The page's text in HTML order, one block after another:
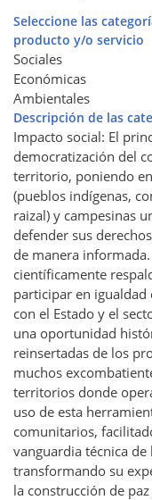
Seleccione las
producto y/o servicio
Sociales
Económicas
Ambientales
Descripción de las
Impacto social: El
democratización del
territorio, poniendo
(pueblos indígenas,
raizal) y campesinas
defender sus
de manera
científicamente
participar en igualdad
con el Estado y el
una oportunidad
reinsertadas de los
muchos
territorios donde
uso de esta
comunitarios,
vanguardia técnica
transformando su
la construcción de